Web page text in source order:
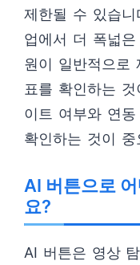
제한될 수 있습
업에서 더 폭넓
원이 일반적으로
표를 확인하는
이트 여부와 연
확인하는 것이 중
AI 버튼으로
요?
AI 버튼은 영상